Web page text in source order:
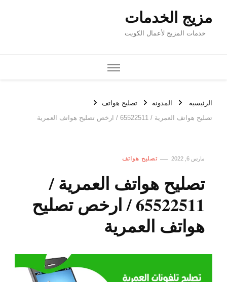
مزيج الخدمات
خدمات المزيج لأعمال الكويت
الرئيسية المدونة
تصليح هواتف
تصليح هواتف العمرية / 65522511 / ارخص تصليح هواتف العمرية
مارس 6, 2022 تصليح هواتف
تصليح هواتف العمرية /
65522511 / ارخص تصليح
هواتف العمرية